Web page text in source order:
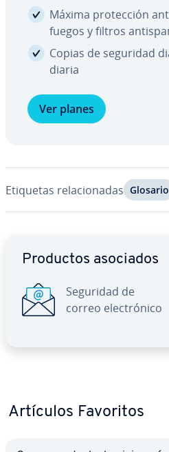
Máxima pro­te­c­ción
fue­gos y filtros
Copias de seguridad
diaria
Ver planes
Etiquetas re­la­cio­na­das Glosario
Productos asociados
Seguridad de
correo ele­c­tró­ni­co
Artículos Favoritos